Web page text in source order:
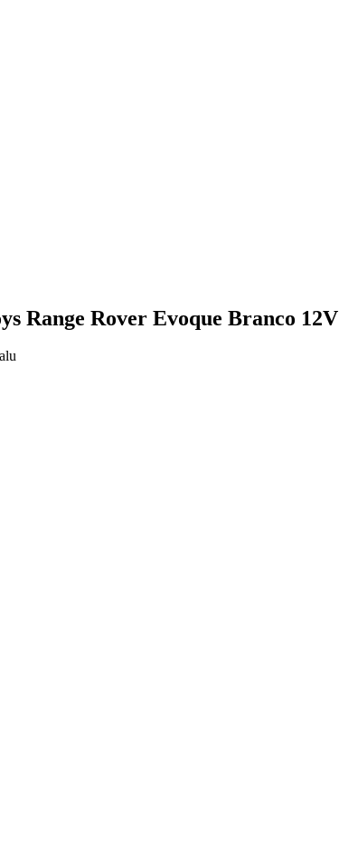
Range Rover Evoque Branco 12V